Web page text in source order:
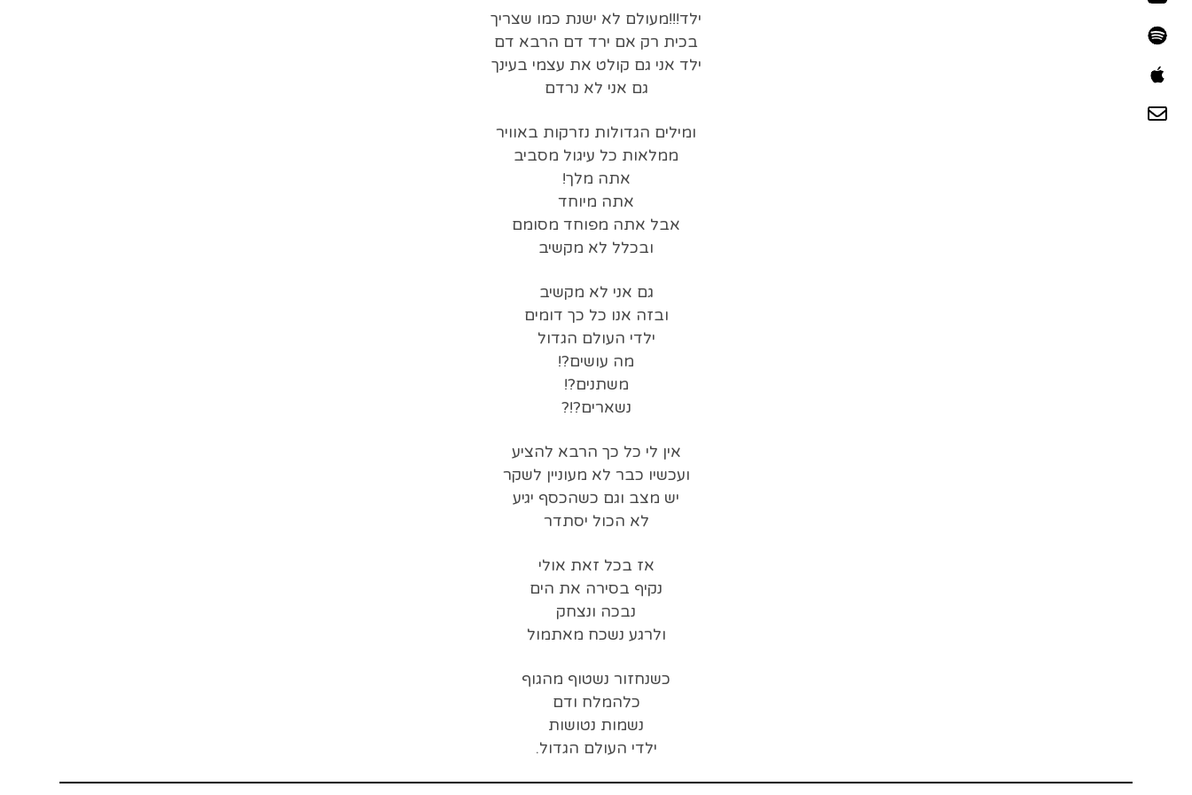
ילד!!!מעולם לא ישנת כמו שצריך
בכית רק אם ירד דם הרבא דם
ילד אני גם קולט את עצמי בעינך
גם אני לא נרדם
ומילים הגדולות נזרקות באוויר
ממלאות כל עיגול מסביב
אתה מלך!
אתה מיוחד
אבל אתה מפוחד מסומם
ובכלל לא מקשיב
גם אני לא מקשיב
ובזה אנו כל כך דומים
ילדי העולם הגדול
מה עושים?!
משתנים?!
נשארים?!?
אין לי כל כך הרבא להציע
ועכשיו כבר לא מעוניין לשקר
יש מצב וגם כשהכסף יגיע
לא הכול יסתדר
אז בכל זאת אולי
נקיף בסירה את הים
נבכה ונצחק
ולרגע נשכח מאתמול
כשנחזור נשטוף מהגוף
כלהמלח ודם
נשמות נטושות
ילדי העולם הגדול.